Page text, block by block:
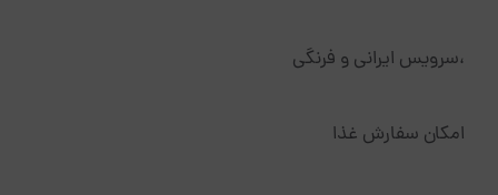
،سرویس ایرانی و فرنگی
امکان سفارش غذا